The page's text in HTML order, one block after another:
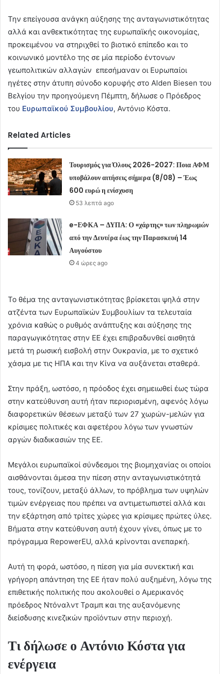
Την επείγουσα ανάγκη αύξησης της ανταγωνιστικότητας
αλλά και ανθεκτικότητας της ευρωπαϊκής οικονομίας,
προκειμένου να στηριχθεί το βιοτικό επίπεδο και το
κοινωνικό μοντέλο της σε μία περίοδο έντονων
γεωπολιτικών αλλαγών επεσήμαναν οι Ευρωπαίοι
ηγέτες στην άτυπη σύνοδο κορυφής στο Alden Biesen του
Βελγίου την προηγούμενη Πέμπτη, δήλωσε ο Πρόεδρος
του Ευρωπαϊκού Συμβουλίου, Αντόνιο Κόστα.
Related Articles
Τουρισμός για Όλους 2026-2027: Ποια ΑΦΜ
υποβάλουν αιτήσεις σήμερα (8/08) – Έως
600 ευρώ η ενίσχυση
53 λεπτά ago
e-ΕΦΚΑ – ΔΥΠΑ: Ο «χάρτης» των πληρωμών
από την Δευτέρα έως την Παρασκευή 14
Αυγούστου
4 ώρες ago
Το θέμα της ανταγωνιστικότητας βρίσκεται ψηλά στην
ατζέντα των Ευρωπαϊκών Συμβουλίων τα τελευταία
χρόνια καθώς ο ρυθμός ανάπτυξης και αύξησης της
παραγωγικότητας στην ΕΕ έχει επιβραδυνθεί αισθητά
μετά τη ρωσική εισβολή στην Ουκρανία, με το σχετικό
χάσμα με τις ΗΠΑ και την Κίνα να αυξάνεται σταθερά.
Στην πράξη, ωστόσο, η πρόοδος έχει σημειωθεί έως τώρα
στην κατεύθυνση αυτή ήταν περιορισμένη, αφενός λόγω
διαφορετικών θέσεων μεταξύ των 27 χωρών-μελών για
κρίσιμες πολιτικές και αφετέρου λόγω των γνωστών
αργών διαδικασιών της ΕΕ.
Μεγάλοι ευρωπαϊκοί σύνδεσμοι της βιομηχανίας οι οποίοι
αισθάνονται άμεσα την πίεση στην ανταγωνιστικότητά
τους, τονίζουν, μεταξύ άλλων, το πρόβλημα των υψηλών
τιμών ενέργειας που πρέπει να αντιμετωπιστεί αλλά και
την εξάρτηση από τρίτες χώρες για κρίσιμες πρώτες ύλες.
Βήματα στην κατεύθυνση αυτή έχουν γίνει, όπως με το
πρόγραμμα RepowerEU, αλλά κρίνονται ανεπαρκή.
Αυτή τη φορά, ωστόσο, η πίεση για μία συνεκτική και
γρήγορη απάντηση της ΕΕ ήταν πολύ αυξημένη, λόγω της
επιθετικής πολιτικής που ακολουθεί ο Αμερικανός
πρόεδρος Ντόναλντ Τραμπ και της αυξανόμενης
διείσδυσης κινεζικών προϊόντων στην περιοχή.
Τι δήλωσε ο Αντόνιο Κόστα για
ενέργεια